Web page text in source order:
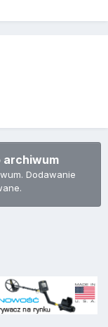
archiwum
Dodawanie